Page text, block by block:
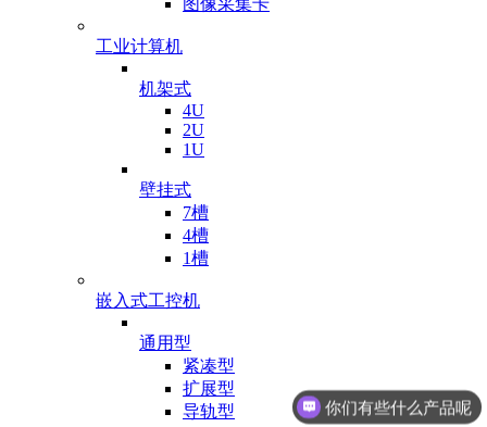
工业计算机
机架式
4U
2U
1U
壁挂式
7槽
4槽
1槽
嵌入式工控机
通用型
紧凑型
扩展型
导轨型
有业务可以对接吗